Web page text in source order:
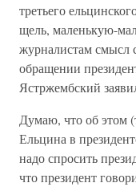
третьего
щель, маленькую-
журналистам смысл
обращении
Ястржембский
Думаю, что об этом
Ельцина в
надо спросить
что президент